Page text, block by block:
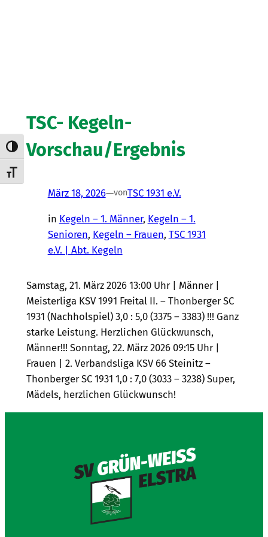
Umschalten auf hohe Kontraste
Schrift vergrößern
TSC- Kegeln-
Vorschau/Ergebnis
März 18, 2026—vonTSC 1931 e.V.
in Kegeln – 1. Männer, Kegeln – 1.
Senioren, Kegeln – Frauen, TSC 1931
e.V. | Abt. Kegeln
Samstag, 21. März 2026 13:00 Uhr | Männer |
Meisterliga KSV 1991 Freital II. – Thonberger SC
1931 (Nachholspiel) 3,0 : 5,0 (3375 – 3383) !!! Ganz
starke Leistung. Herzlichen Glückwunsch,
Männer!!! Sonntag, 22. März 2026 09:15 Uhr |
Frauen | 2. Verbandsliga KSV 66 Steinitz –
Thonberger SC 1931 1,0 : 7,0 (3033 – 3238) Super,
Mädels, herzlichen Glückwunsch!